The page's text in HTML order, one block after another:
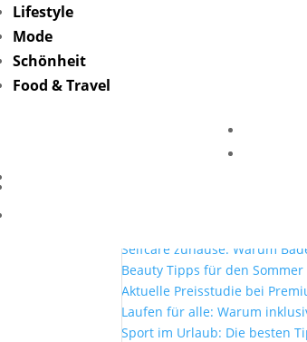
Lifestyle
Mode
Schönheit
Food & Travel
Friederike Hintze
Selfcare zuhause: Warum
Beauty Tipps für den Sommer
Aktuelle Preisstudie bei
Laufen für alle: Warum
Sport im Urlaub: Die besten